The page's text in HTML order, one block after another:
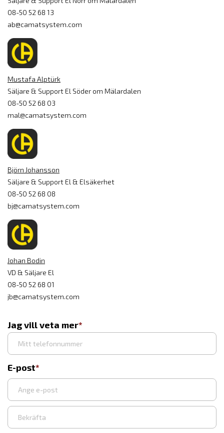
08-50 52 68 13
ab@camatsystem.com
Mustafa Alptürk
Säljare & Support El Söder om Mälardalen
08-50 52 68 03
mal@camatsystem.com
Björn Johansson
Säljare & Support El & Elsäkerhet
08-50 52 68 08
bj@camatsystem.com
Johan Bodin
VD & Säljare El
08-50 52 68 01
jb@camatsystem.com
Jag vill veta mer
E-post
Ange
e-